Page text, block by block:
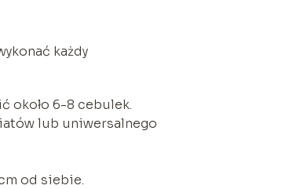
każdy
około 6-8 cebulek.
lub uniwersalnego
od siebie.